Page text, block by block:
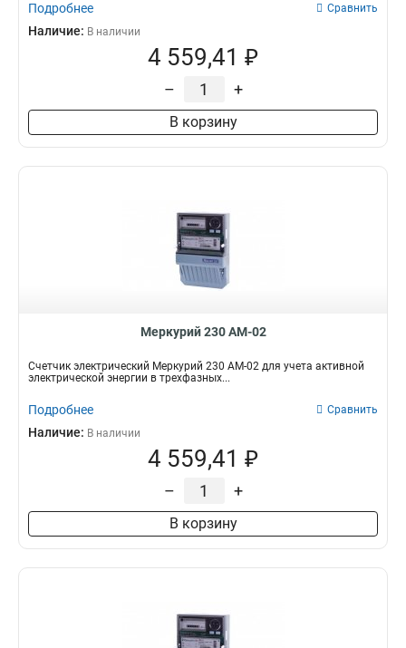
Подробнее Сравнить
Наличие: В наличии
4 559,41 ₽
– +
В корзину
Меркурий 230 АМ-02
Счетчик электрический Меркурий 230 АМ-02 для учета активной
электрической энергии в трехфазных...
Подробнее Сравнить
Наличие: В наличии
4 559,41 ₽
– +
В корзину